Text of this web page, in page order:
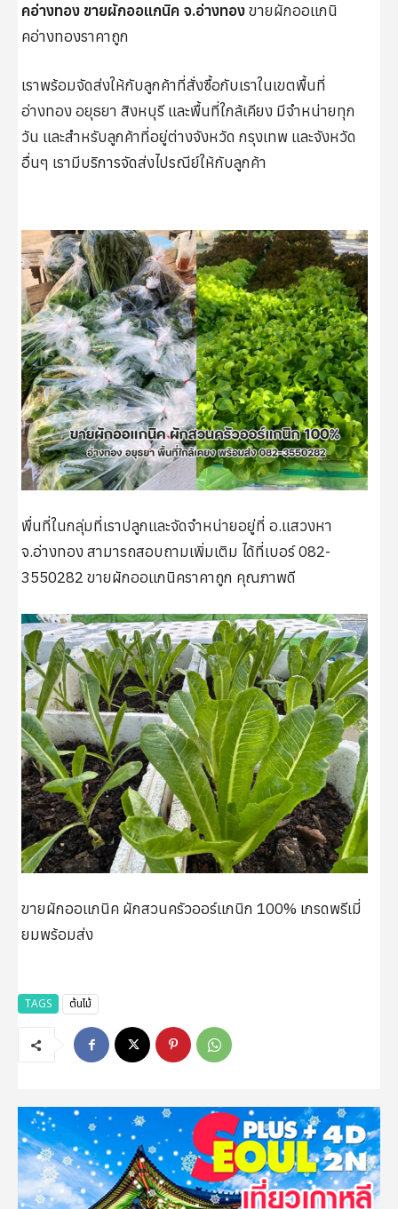
คอ่างทอง ขายผักออแกนิค จ.อ่างทองขายผักออแกนิ
คอ่างทองราคาถูก
เราพร้อมจัดส่งให้กับลูกค้าที่สั่งซื้อกับเราในเขตพื้นที่
อ่างทอง อยุธยา สิงหบุรี และพื้นที่ใกล้เคียง มีจำหน่ายทุก
วัน และสำหรับลูกค้าที่อยู่ต่างจังหวัด กรุงเทพ และจังหวัด
อื่นๆ เรามีบริการจัดส่งไปรณีย์ให้กับลูกค้า
พื่นที่ในกลุ่มที่เราปลูกและจัดจำหน่ายอยู่ที่ อ.แสวงหา
จ.อ่างทอง สามารถสอบถามเพิ่มเติม ได้ที่เบอร์ 082-
3550282 ขายผักออแกนิคราคาถูก คุณภาพดี
ขายผักออแกนิค ผักสวนครัวออร์แกนิก 100% เกรดพรีเมี่
ยมพร้อมส่ง
TAGS ต้นไม้